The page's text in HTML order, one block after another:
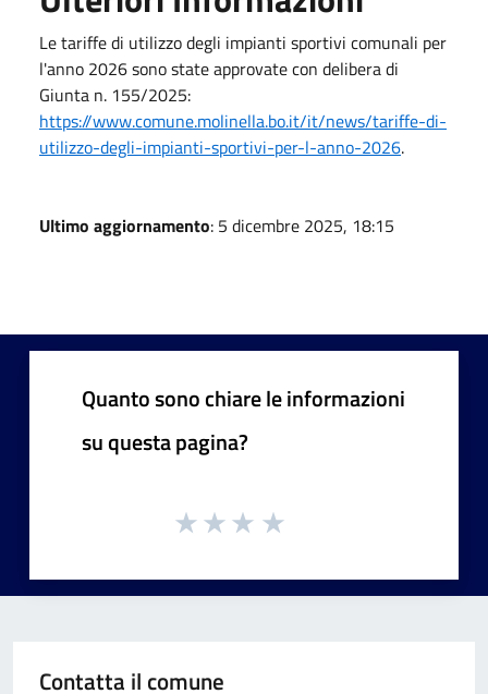
Le tariffe di utilizzo degli impianti sportivi comunali per
l'anno 2026 sono state approvate con delibera di
Giunta n. 155/2025:
https://www.comune.molinella.bo.it/it/news/tariffe-di-
utilizzo-degli-impianti-sportivi-per-l-anno-2026.
Ultimo aggiornamento: 5 dicembre 2025, 18:15
Quanto sono chiare le informazioni
su questa pagina?
Contatta il comune